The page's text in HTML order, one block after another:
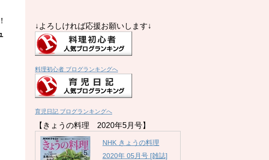
↓よろしければ応援お願いします↓
料理初心者 ブログランキングへ
育児日記 ブログランキングへ
【きょうの料理 2020年5月号】
NHK きょうの料理
2020年 05月号 [雑誌]